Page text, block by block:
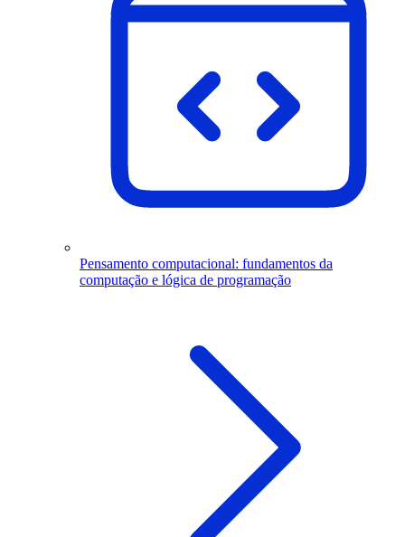
Pensamento computacional: fundamentos da
computação e lógica de programação